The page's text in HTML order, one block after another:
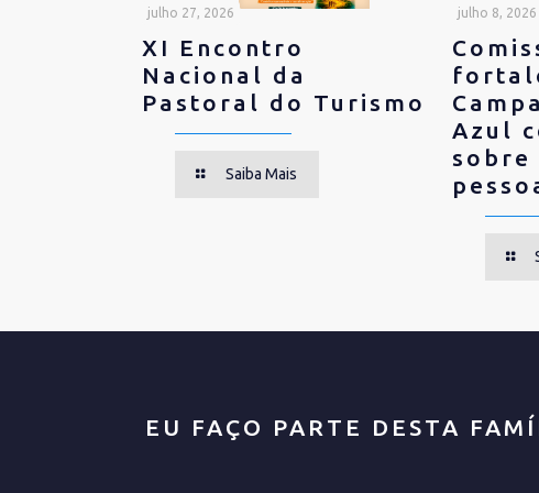
julho 27, 2026
XI Encontro
Nacional da
Pastoral do Turismo
Saiba Mais
julho 8, 2026
Azul
EU FAÇO PARTE DESTA